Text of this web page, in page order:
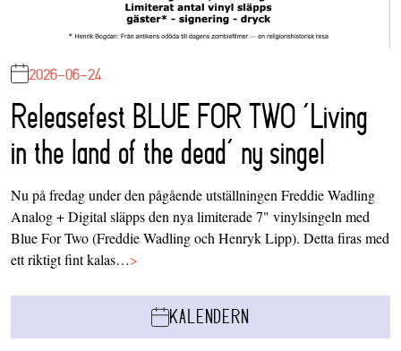
2026-06-24
Releasefest BLUE FOR TWO ‘Living
in the land of the dead’ ny singel
Nu på fredag under den pågående utställningen Freddie Wadling
Analog + Digital släpps den nya limiterade 7" vinylsingeln med
Blue For Two (Freddie Wadling och Henryk Lipp). Detta firas med
ett riktigt fint kalas…>
KALENDERN